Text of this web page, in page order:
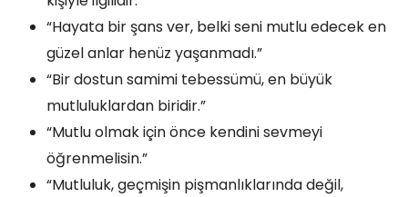
“Hayata bir şans ver, belki seni mutlu edecek en
güzel anlar henüz yaşanmadı.”
“Bir dostun samimi tebessümü, en büyük
mutluluklardan biridir.”
“Mutlu olmak için önce kendini sevmeyi
öğrenmelisin.”
“Mutluluk, geçmişin pişmanlıklarında değil,